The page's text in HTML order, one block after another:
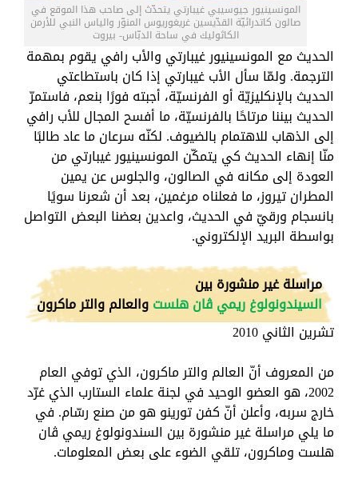
المونسينيور جيوسيبي غيبارتي يتحدّث إلى صاحب هذا الموقع في
صالون كاتدرائيّة القدّيسين غريغوريوس المنوّر والياس النبي للأرمن
الكاثوليك في ساحة الدبّاس- بيروت
الحديث مع المونسينيور غيبارتي والأب رافي يقوم بمهمة
الترجمة. ولمّا سأل الأب غيبارتي إذا كان باستطاعتي
الحديث بالإنكليزيّة أو الفرنسيّة، أجبته فورًا بنعم، فاستمرّ
الحديث بيننا مرتاحًا بالفرنسيّة، ما أفسح المجال للأب رافي
إلى الذهاب للاهتمام بالضيوف. لكنّه سرعان ما عاد طالبًا
منّا إنهاء الحديث كي يتمكّن المونسينيور غيبارتي من
العودة إلى مكانه في الصالون، والجلوس عن يمين
المطران تيروز، ما فعلناه مرغمين، بعد أن شعرنا سويًا
بانسجام ورقيّ في الحديث، واعدين بعضنا البعض التواصل
بواسطة البريد الإلكتروني.
مراسلة غير منشورة بين
السيندونولوغ ريمي ڨان هلستوالعالم والتر ماكرون
تشرين الثاني 2010
من المعروف أنّ العالم والتر ماكرون، الذي توفي العام
2002، هو العضو الوحيد في لجنة علماء الستارب الذي غرّد
خارج سربه، وأعلن أنّ كفن تورينو هو من صنع رسّام. في
ما يلي مراسلة غير منشورة بين السندونولوغ ريمي ڨان
هلست وماكرون، تلقي الضوء على بعض المعلومات.